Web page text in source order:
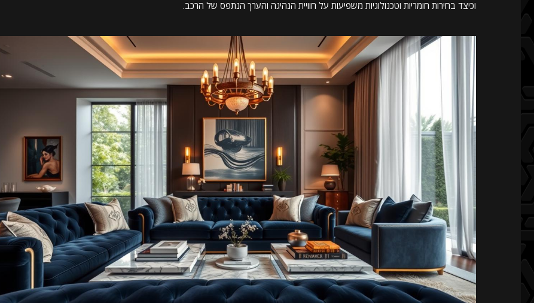
וכיצד בחירות חומריות וטכנולוגיות משפיעות על חוויית הנהיגה והערך הנתפס של הרכב.